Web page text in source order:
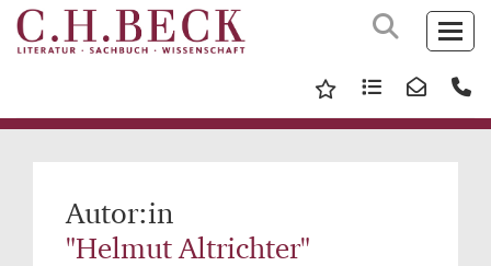
Autor:in
"Helmut Altrichter"